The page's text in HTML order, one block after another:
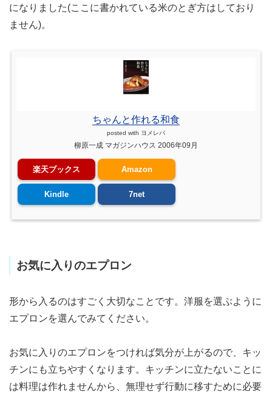
になりました(ここに書かれている米のとぎ方はしており
ません)。
ちゃんと作れる和食
posted with ヨメレバ
柳原一成 マガジンハウス 2006年09月
楽天ブックス Amazon
Kindle 7net
お気に入りのエプロン
形から入るのはすごく大切なことです。洋服を選ぶように
エプロンを選んでみてください。
お気に入りのエプロンをつければ気分が上がるので、キッ
チンにも立ちやすくなります。キッチンに立たないことに
は料理は作れませんから、無理せず行動に移すために必要